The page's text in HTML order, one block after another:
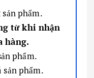
phẩm.
từ khi nhận
hàng.
phẩm.
sản phẩm.